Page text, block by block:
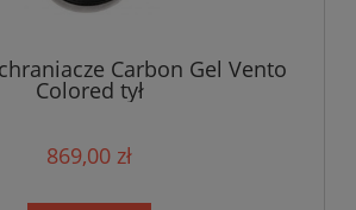
Carbon Gel Vento
Colored tył
869,00 zł